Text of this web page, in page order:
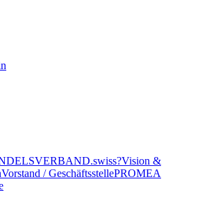
Vision &
Vorstand / GeschäftsstellePROMEA